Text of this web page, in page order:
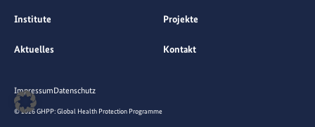
Institute Projekte
Aktuelles Kontakt
© 2026 GHPP: Global Health Protection Programme
ImpressumDatenschutz